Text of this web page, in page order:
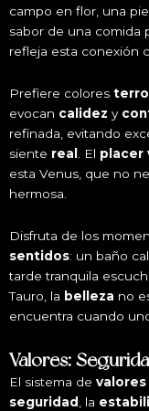
campo en flor, una
sabor de una comida
refleja esta conexión
Prefiere colores
evocan calidez y
refinada, evitando
siente real . El placer
esta Venus, que no
hermosa.
Disfruta de los
sentidos: un baño
tarde tranquila
Tauro, la belleza no
encuentra cuando
Valores:
El sistema de valores
seguridad , la